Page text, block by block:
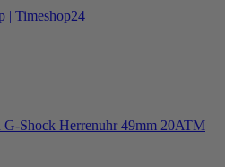
| Timeshop24
Shock Herrenuhr 49mm 20ATM